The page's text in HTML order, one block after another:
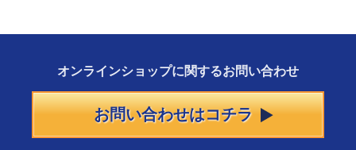
オンラインショップに関するお問い合わせ
お問い合わせはコチラ